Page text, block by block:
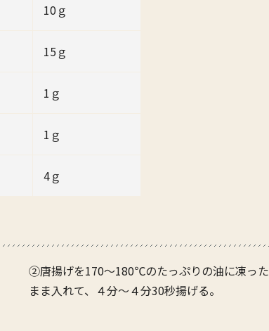
10ｇ
15ｇ
1ｇ
1ｇ
4ｇ
②唐揚げを170～180℃のたっぷりの油に凍った
まま入れて、４分～４分30秒揚げる。